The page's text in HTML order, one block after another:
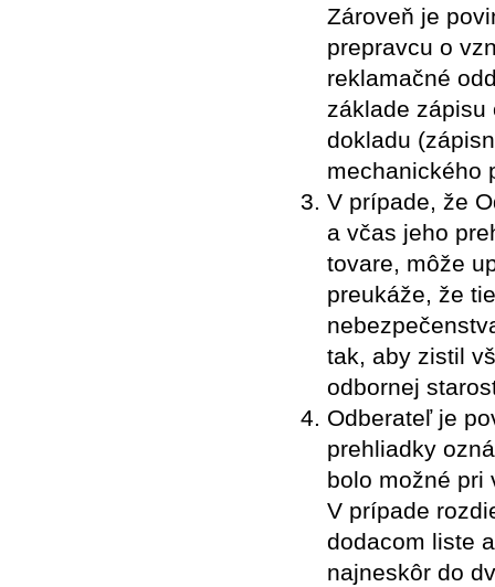
Zároveň je
prepravcu o
reklamačné
základe zápisu
dokladu
mechanického
V prípade, že
a včas jeho
tovare, môže
preukáže, že
tak, aby zistil
odbornej
Odberateľ je
prehliadky
bolo možné pri
V prípade
dodacom liste
najneskôr do